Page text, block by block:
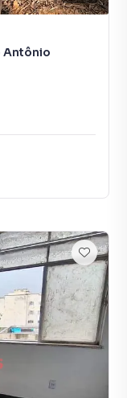
Antônio